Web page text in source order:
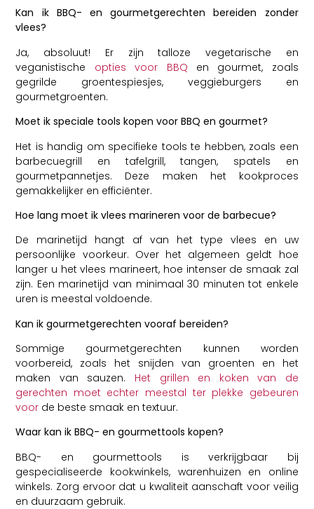
Kan ik BBQ- en gourmetgerechten bereiden zonder
vlees?
Ja, absoluut! Er zijn talloze vegetarische en
veganistische opties voor BBQ en gourmet, zoals
gegrilde groentespiesjes, veggieburgers en
gourmetgroenten.
Moet ik speciale tools kopen voor BBQ en gourmet?
Het is handig om specifieke tools te hebben, zoals een
barbecuegrill en tafelgrill, tangen, spatels en
gourmetpannetjes. Deze maken het kookproces
gemakkelijker en efficiënter.
Hoe lang moet ik vlees marineren voor de barbecue?
De marinetijd hangt af van het type vlees en uw
persoonlijke voorkeur. Over het algemeen geldt hoe
langer u het vlees marineert, hoe intenser de smaak zal
zijn. Een marinetijd van minimaal 30 minuten tot enkele
uren is meestal voldoende.
Kan ik gourmetgerechten vooraf bereiden?
Sommige gourmetgerechten kunnen worden
voorbereid, zoals het snijden van groenten en het
maken van sauzen. Het grillen en koken van de
gerechten moet echter meestal ter plekke gebeuren
voor de beste smaak en textuur.
Waar kan ik BBQ- en gourmettools kopen?
BBQ- en gourmettools is verkrijgbaar bij
gespecialiseerde kookwinkels, warenhuizen en online
winkels. Zorg ervoor dat u kwaliteit aanschaft voor veilig
en duurzaam gebruik.